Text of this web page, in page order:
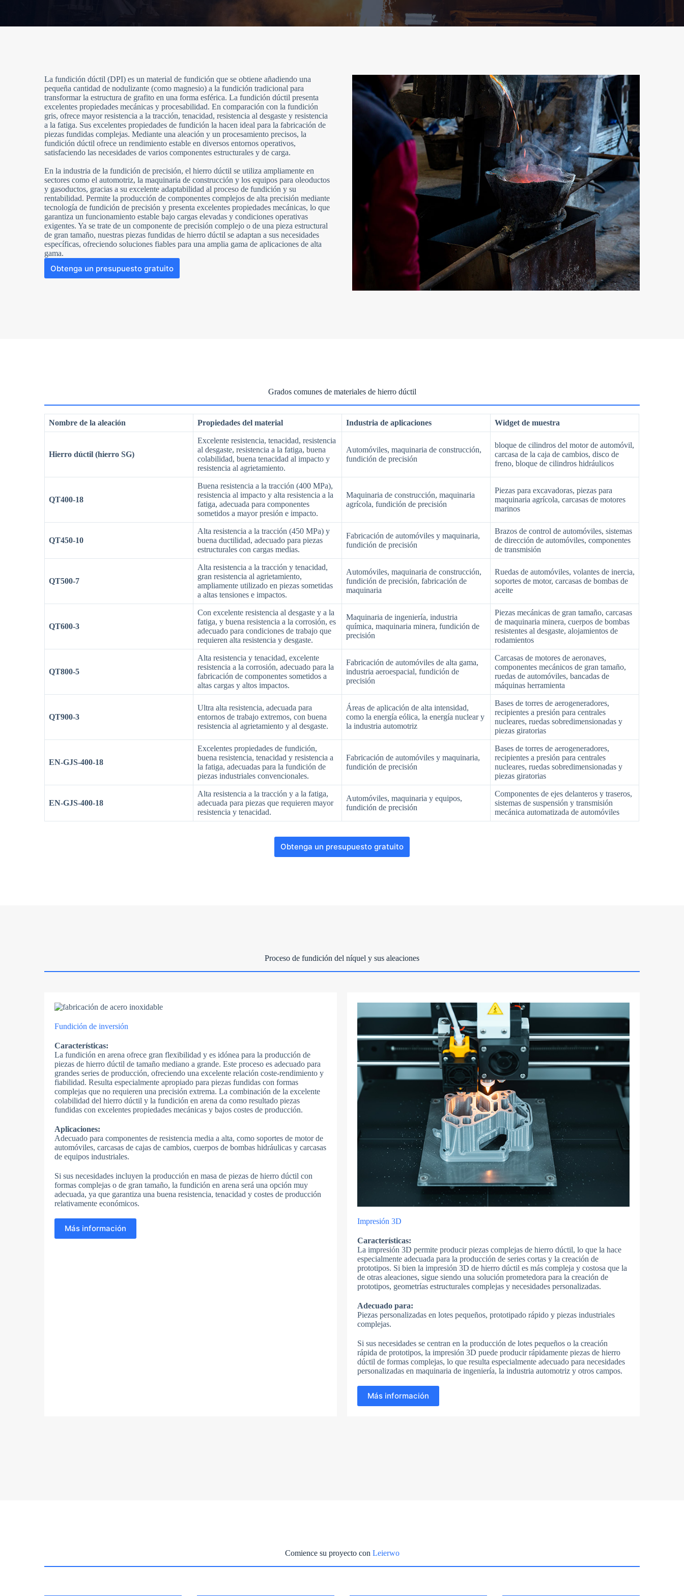
La fundición dúctil (DPI) es un material de fundición que se obtiene añadiendo una
pequeña cantidad de nodulizante (como magnesio) a la fundición tradicional para
transformar la estructura de grafito en una forma esférica. La fundición dúctil presenta
excelentes propiedades mecánicas y procesabilidad. En comparación con la fundición
gris, ofrece mayor resistencia a la tracción, tenacidad, resistencia al desgaste y resistencia
a la fatiga. Sus excelentes propiedades de fundición la hacen ideal para la fabricación de
piezas fundidas complejas. Mediante una aleación y un procesamiento precisos, la
fundición dúctil ofrece un rendimiento estable en diversos entornos operativos,
satisfaciendo las necesidades de varios componentes estructurales y de carga.
En la industria de la fundición de precisión, el hierro dúctil se utiliza ampliamente en
sectores como el automotriz, la maquinaria de construcción y los equipos para oleoductos
y gasoductos, gracias a su excelente adaptabilidad al proceso de fundición y su
rentabilidad. Permite la producción de componentes complejos de alta precisión mediante
tecnología de fundición de precisión y presenta excelentes propiedades mecánicas, lo que
garantiza un funcionamiento estable bajo cargas elevadas y condiciones operativas
exigentes. Ya se trate de un componente de precisión complejo o de una pieza estructural
de gran tamaño, nuestras piezas fundidas de hierro dúctil se adaptan a sus necesidades
específicas, ofreciendo soluciones fiables para una amplia gama de aplicaciones de alta
gama.
Obtenga un presupuesto gratuito
c
t
d
Elegir archivo
Enviar formulario
Grados comunes de materiales de hierro dúctil
Nombre de la aleación Propiedades del material Industria de aplicaciones Widget de muestra
Hierro dúctil (hierro SG)
Excelente resistencia, tenacidad, resistencia
al desgaste, resistencia a la fatiga, buena
colabilidad, buena tenacidad al impacto y
resistencia al agrietamiento.
Automóviles, maquinaria de construcción,
fundición de precisión
bloque de cilindros del motor de automóvil,
carcasa de la caja de cambios, disco de
freno, bloque de cilindros hidráulicos
QT400-18
Buena resistencia a la tracción (400 MPa),
resistencia al impacto y alta resistencia a la
fatiga, adecuada para componentes
sometidos a mayor presión e impacto.
Maquinaria de construcción, maquinaria
agrícola, fundición de precisión
Piezas para excavadoras, piezas para
maquinaria agrícola, carcasas de motores
marinos
QT450-10
Alta resistencia a la tracción (450 MPa) y
buena ductilidad, adecuado para piezas
estructurales con cargas medias.
Fabricación de automóviles y maquinaria,
fundición de precisión
Brazos de control de automóviles, sistemas
de dirección de automóviles, componentes
de transmisión
QT500-7
Alta resistencia a la tracción y tenacidad,
gran resistencia al agrietamiento,
ampliamente utilizado en piezas sometidas
a altas tensiones e impactos.
Automóviles, maquinaria de construcción,
fundición de precisión, fabricación de
maquinaria
Ruedas de automóviles, volantes de inercia,
soportes de motor, carcasas de bombas de
aceite
QT600-3
Con excelente resistencia al desgaste y a la
fatiga, y buena resistencia a la corrosión, es
adecuado para condiciones de trabajo que
requieren alta resistencia y desgaste.
Maquinaria de ingeniería, industria
química, maquinaria minera, fundición de
precisión
Piezas mecánicas de gran tamaño, carcasas
de maquinaria minera, cuerpos de bombas
resistentes al desgaste, alojamientos de
rodamientos
QT800-5
Alta resistencia y tenacidad, excelente
resistencia a la corrosión, adecuado para la
fabricación de componentes sometidos a
altas cargas y altos impactos.
Fabricación de automóviles de alta gama,
industria aeroespacial, fundición de
precisión
Carcasas de motores de aeronaves,
componentes mecánicos de gran tamaño,
ruedas de automóviles, bancadas de
máquinas herramienta
QT900-3
Ultra alta resistencia, adecuada para
entornos de trabajo extremos, con buena
resistencia al agrietamiento y al desgaste.
Áreas de aplicación de alta intensidad,
como la energía eólica, la energía nuclear y
la industria automotriz
Bases de torres de aerogeneradores,
recipientes a presión para centrales
nucleares, ruedas sobredimensionadas y
piezas giratorias
EN-GJS-400-18
Excelentes propiedades de fundición,
buena resistencia, tenacidad y resistencia a
la fatiga, adecuadas para la fundición de
piezas industriales convencionales.
Fabricación de automóviles y maquinaria,
fundición de precisión
Bases de torres de aerogeneradores,
recipientes a presión para centrales
nucleares, ruedas sobredimensionadas y
piezas giratorias
EN-GJS-400-18
Alta resistencia a la tracción y a la fatiga,
adecuada para piezas que requieren mayor
resistencia y tenacidad.
Automóviles, maquinaria y equipos,
fundición de precisión
Componentes de ejes delanteros y traseros,
sistemas de suspensión y transmisión
mecánica automatizada de automóviles
Obtenga un presupuesto gratuito
Carga de archivos
Proceso de fundición del níquel y sus aleaciones
Fundición de inversión
Características:
La fundición en arena ofrece gran flexibilidad y es idónea para la producción de
piezas de hierro dúctil de tamaño mediano a grande. Este proceso es adecuado para
grandes series de producción, ofreciendo una excelente relación coste-rendimiento y
fiabilidad. Resulta especialmente apropiado para piezas fundidas con formas
complejas que no requieren una precisión extrema. La combinación de la excelente
colabilidad del hierro dúctil y la fundición en arena da como resultado piezas
fundidas con excelentes propiedades mecánicas y bajos costes de producción.
Aplicaciones:
Adecuado para componentes de resistencia media a alta, como soportes de motor de
automóviles, carcasas de cajas de cambios, cuerpos de bombas hidráulicas y carcasas
de equipos industriales.
Si sus necesidades incluyen la producción en masa de piezas de hierro dúctil con
formas complejas o de gran tamaño, la fundición en arena será una opción muy
adecuada, ya que garantiza una buena resistencia, tenacidad y costes de producción
relativamente económicos.
Más información
Impresión 3D
Características:
La impresión 3D permite producir piezas complejas de hierro dúctil, lo que la hace
especialmente adecuada para la producción de series cortas y la creación de
prototipos. Si bien la impresión 3D de hierro dúctil es más compleja y costosa que la
de otras aleaciones, sigue siendo una solución prometedora para la creación de
prototipos, geometrías estructurales complejas y necesidades personalizadas.
Adecuado para:
Piezas personalizadas en lotes pequeños, prototipado rápido y piezas industriales
complejas.
Si sus necesidades se centran en la producción de lotes pequeños o la creación
rápida de prototipos, la impresión 3D puede producir rápidamente piezas de hierro
dúctil de formas complejas, lo que resulta especialmente adecuado para necesidades
personalizadas en maquinaria de ingeniería, la industria automotriz y otros campos.
Más información
Comience su proyecto con Leierwo